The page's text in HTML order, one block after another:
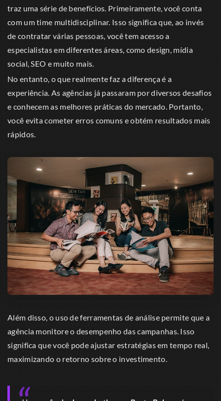
traz uma série de benefícios. Primeiramente, você conta
com um time multidisciplinar. Isso significa que, ao invés
de contratar várias pessoas, você tem acesso a
especialistas em diferentes áreas, como design, mídia
social, SEO e muito mais.
No entanto, o que realmente faz a diferença é a
experiência. As agências já passaram por diversos desafios
e conhecem as melhores práticas do mercado. Portanto,
você evita cometer erros comuns e obtém resultados mais
rápidos.
Além disso, o uso de ferramentas de análise permite que a
agência monitore o desempenho das campanhas. Isso
significa que você pode ajustar estratégias em tempo real,
maximizando o retorno sobre o investimento.